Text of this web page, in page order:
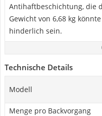
Antihaftbeschichtung, die
Gewicht von 6,68 kg
hinderlich sein.
Technische Details
Modell
Menge pro Backvorgang